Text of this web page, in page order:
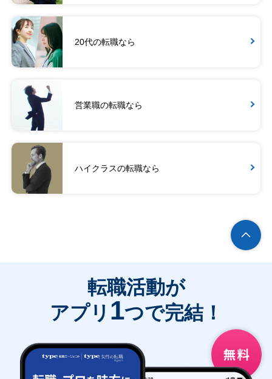
20代の転職なら
営業職の転職なら
ハイクラスの転職なら
転職活動が
アプリ 1つで完結！